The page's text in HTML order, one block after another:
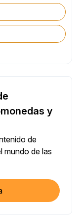
y
de
mundo de las